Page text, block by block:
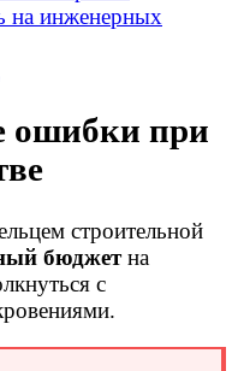
на инженерных
ошибки при
строительной
бюджетна
с